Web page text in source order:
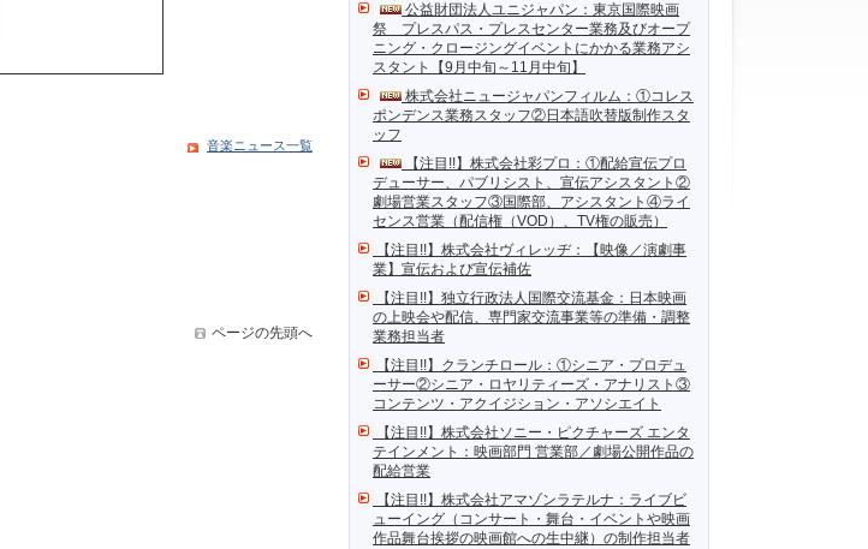
公益財団法人ユニジャパン：東京国際映画
祭 プレスパス・プレスセンター業務及びオープ
ニング・クロージングイベントにかかる業務アシ
スタント【9月中旬～11月中旬】
株式会社ニュージャパンフィルム：①コレス
ポンデンス業務スタッフ②日本語吹替版制作スタ
ッフ
【注目!!】株式会社彩プロ：①配給宣伝プロ
デューサー、パブリシスト、宣伝アシスタント②
劇場営業スタッフ③国際部、アシスタント④ライ
センス営業（配信権（VOD）、TV権の販売）
【注目!!】株式会社ヴィレッヂ：【映像／演劇事
業】宣伝および宣伝補佐
【注目!!】独立行政法人国際交流基金：日本映画
の上映会や配信、専門家交流事業等の準備・調整
業務担当者
【注目!!】クランチロール：①シニア・プロデュ
ーサー②シニア・ロヤリティーズ・アナリスト③
コンテンツ・アクイジション・アソシエイト
【注目!!】株式会社ソニー・ピクチャーズ エンタ
テインメント：映画部門 営業部／劇場公開作品の
配給営業
【注目!!】株式会社アマゾンラテルナ：ライブビ
ューイング（コンサート・舞台・イベントや映画
作品舞台挨拶の映画館への生中継）の制作担当者
音楽ニュース一覧
ページの先頭へ